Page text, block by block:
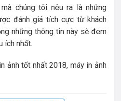
chúng tôi nêu ra là những
đánh giá tích cực từ khách
những thông tin này sẽ đem
ích nhất.
ảnh tốt nhất 2018, máy in ảnh